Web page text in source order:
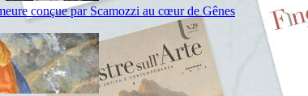
conçue par Scamozzi au cœur de Gênes